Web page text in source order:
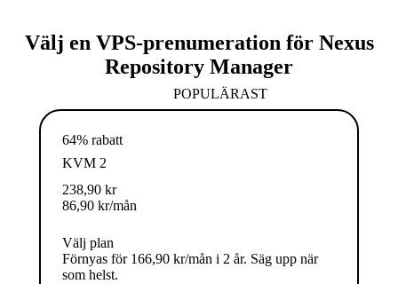
Välj en VPS-prenumeration för Nexus
Repository Manager
POPULÄRAST
64% rabatt
KVM 2
238,90 kr
86,90 kr/mån
Välj plan
Förnyas för 166,90 kr/mån i 2 år. Säg upp när
som helst.